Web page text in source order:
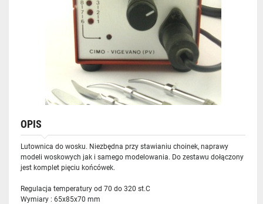
OPIS
Lutownica do wosku. Niezbędna przy stawianiu choinek, naprawy
modeli woskowych jak i samego modelowania. Do zestawu dołączony
jest komplet pięciu końcówek.
Regulacja temperatury od 70 do 320 st.C
Wymiary : 65x85x70 mm